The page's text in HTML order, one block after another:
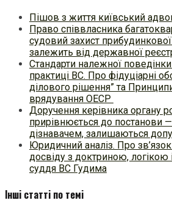
Пішов з життя київський
Право співвласника
судовий захист прибудинкової
залежить від державної
Стандарти належної
практиці ВC. Про фідуціарні
ділового рішення” та
врядування ОЕСР
Доручення керівника органу
прирівнюється до постанови
дізнавачем, залишаються
Юридичний аналіз. Про
досвіду з доктриною,
суддя ВС Гудима
Інші статті по темі